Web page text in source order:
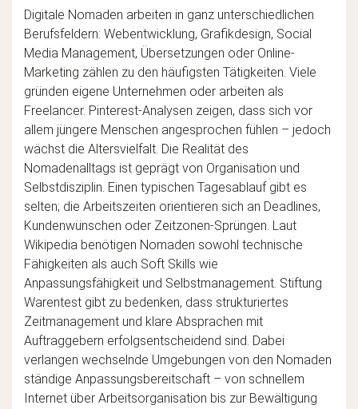
Digitale Nomaden arbeiten in ganz unterschiedlichen
Berufsfeldern: Webentwicklung, Grafikdesign, Social
Media Management, Übersetzungen oder Online-
Marketing zählen zu den häufigsten Tätigkeiten. Viele
gründen eigene Unternehmen oder arbeiten als
Freelancer. Pinterest-Analysen zeigen, dass sich vor
allem jüngere Menschen angesprochen fühlen – jedoch
wächst die Altersvielfalt. Die Realität des
Nomadenalltags ist geprägt von Organisation und
Selbstdisziplin. Einen typischen Tagesablauf gibt es
selten; die Arbeitszeiten orientieren sich an Deadlines,
Kundenwünschen oder Zeitzonen-Sprüngen. Laut
Wikipedia benötigen Nomaden sowohl technische
Fähigkeiten als auch Soft Skills wie
Anpassungsfähigkeit und Selbstmanagement. Stiftung
Warentest gibt zu bedenken, dass strukturiertes
Zeitmanagement und klare Absprachen mit
Auftraggebern erfolgsentscheidend sind. Dabei
verlangen wechselnde Umgebungen von den Nomaden
ständige Anpassungsbereitschaft – von schnellem
Internet über Arbeitsorganisation bis zur Bewältigung